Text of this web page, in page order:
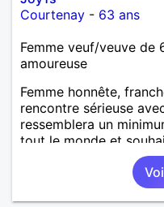
Courtenay - 63 ans
Femme veuf/veuve de
amoureuse
Femme honnête,
rencontre sérieuse
ressemblera un
tout le monde et
relation sur du long